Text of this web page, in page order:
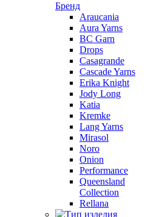
Бренд
Araucania
Aura Yarns
BC Garn
Drops
Casagrande
Cascade Yarns
Erika Knight
Jody Long
Katia
Kremke
Lang Yarns
Mirasol
Noro
Onion
Performance
Queensland
Collection
Rellana